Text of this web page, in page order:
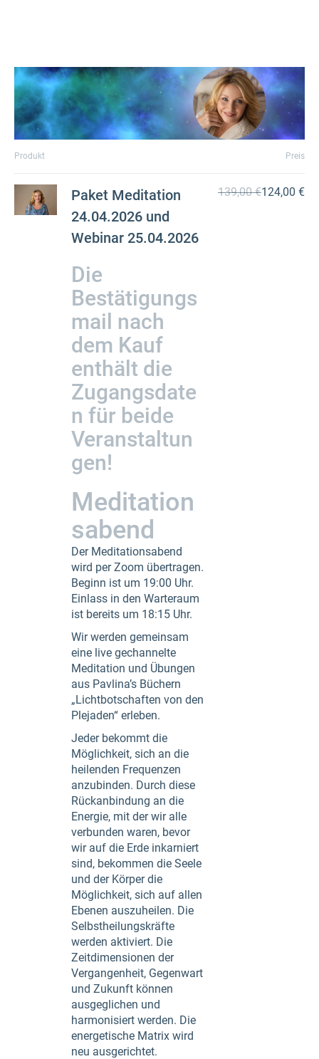
Produkt Preis
Paket Meditation
24.04.2026 und
Webinar 25.04.2026
Die
Bestätigungs
mail nach
dem Kauf
enthält die
Zugangsdate
n für beide
Veranstaltun
gen!
Meditation
sabend
Der Meditationsabend
wird per Zoom übertragen.
Beginn ist um 19:00 Uhr.
Einlass in den Warteraum
ist bereits um 18:15 Uhr.
Wir werden gemeinsam
eine live gechannelte
Meditation und Übungen
aus Pavlina’s Büchern
„Lichtbotschaften von den
Plejaden“ erleben.
Jeder bekommt die
Möglichkeit, sich an die
heilenden Frequenzen
anzubinden. Durch diese
Rückanbindung an die
Energie, mit der wir alle
verbunden waren, bevor
wir auf die Erde inkarniert
sind, bekommen die Seele
und der Körper die
Möglichkeit, sich auf allen
Ebenen auszuheilen. Die
Selbstheilungskräfte
werden aktiviert. Die
Zeitdimensionen der
Vergangenheit, Gegenwart
und Zukunft können
ausgeglichen und
harmonisiert werden. Die
energetische Matrix wird
neu ausgerichtet.
139,00 €124,00 €